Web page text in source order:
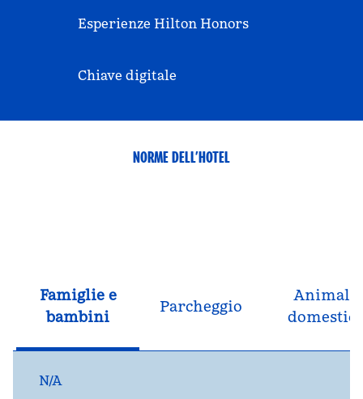
Esperienze Hilton Honors
Chiave digitale
NORME DELL’HOTEL
Famiglie e
bambini
Parcheggio
Animali
domestici
N/A